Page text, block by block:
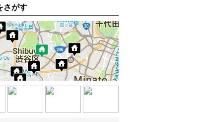
さがす